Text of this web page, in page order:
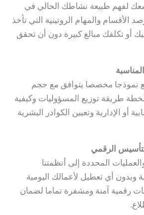
معك لفهم طبيعة نشاطك الحالي في
الأقسام والمهام الروتينية التي تأخذ
أو تكلفك مبالغ كبيرة دون أن تحقق
نموذجا مخصصا يتوافق مع حجم
طريقة توزيع المسؤوليات وكيفية
أو الإدارية وتعيين الكوادر البشرية
المحددة إلى أنظمتنا
وبدون أي تعطيل لأعمالك اليومية
رقمية آمنة ومشفرة تماما لضمان